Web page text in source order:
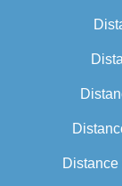
Distance